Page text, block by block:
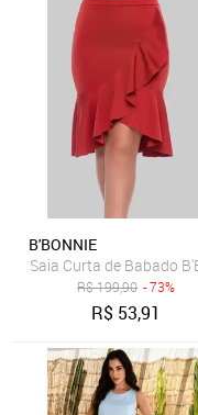
B'BONNIE
Saia Curta de Babado
R$199,90 - 73%
R$ 53,91